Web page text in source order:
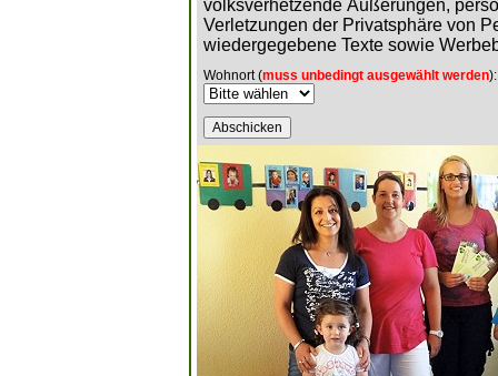
volksverhetzende Äußerungen,
Verletzungen der Privatsphäre von
wiedergegebene Texte sowie
Wohnort (muss unbedingt ausgewählt werden):